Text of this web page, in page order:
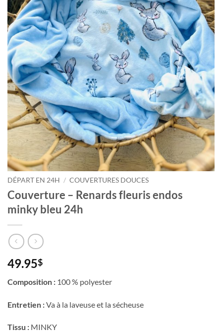
DÉPART EN 24H / COUVERTURES DOUCES
Couverture – Renards fleuris endos
minky bleu 24h
49.95$
Composition : 100 % polyester
Entretien :Va à la laveuse et la sécheuse
Tissu : MINKY